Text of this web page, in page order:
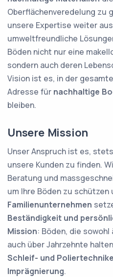
Oberflächenveredelung zu
unsere Expertise weiter
umweltfreundliche
Böden nicht nur eine
sondern auch deren
Vision ist es, in der
Adresse für nachhaltige
bleiben.
Unsere Mission
Unser Anspruch ist es,
unsere Kunden zu finden.
Beratung und
um Ihre Böden zu schützen
Familienunternehmen
Beständigkeit und
Mission: Böden, die
auch über Jahrzehnte
Schleif- und
Imprägnierung.